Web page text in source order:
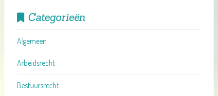
Categorieën
Algemeen
Arbeidsrecht
Bestuursrecht